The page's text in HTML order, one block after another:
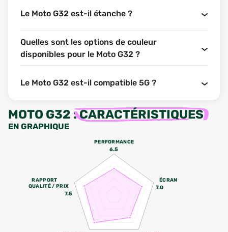
Le Moto G32 est-il étanche ?
Quelles sont les options de couleur
disponibles pour le Moto G32 ?
Le Moto G32 est-il compatible 5G ?
MOTO G32 :CARACTÉRISTIQUES
EN GRAPHIQUE
PERFORMANCE
6.5
ÉCRAN
7.0
RAPPORT
QUALITÉ / PRIX
7.5